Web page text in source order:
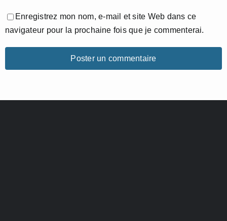
Enregistrez mon nom, e-mail et site Web dans ce
navigateur pour la prochaine fois que je commenterai.